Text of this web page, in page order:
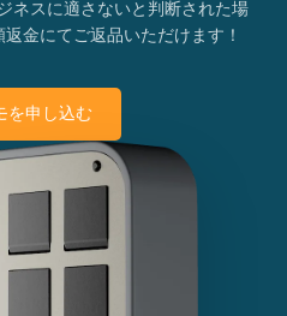
ネスに適さないと判断された場
金にてご返品いただけます！
を申し込む